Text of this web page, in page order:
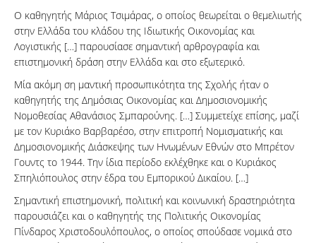
Ο καθηγητής Μάριος Τσιμάρας, ο οποίος θεωρείται ο θεμελιωτής
στην Ελλάδα του κλάδου της Ιδιωτικής Οικονομίας και
Λογιστικής […] παρουσίασε σημαντική αρθρογραφία και
επιστημονική δράση στην Ελλάδα και στο εξωτερικό.
Μία ακόμη ση μαντική προσωπικότητα της Σχολής ήταν ο
καθηγητής της Δημόσιας Οικονομίας και Δημοσιονομικής
Νομοθεσίας Αθανάσιος Σμπαρούνης. […] Συμμετείχε επίσης, μαζί
με τον Κυριάκο Βαρβαρέσο, στην επιτροπή Νομισματικής και
Δημοσιονομικής Διάσκεψης των Ηνωμένων Εθνών στο Μπρέτον
Γουντς το 1944. Την ίδια περίοδο εκλέχθηκε και ο Κυριάκος
Σπηλιόπουλος στην έδρα του Εμπορικού Δικαίου. […]
Σημαντική επιστημονική, πολιτική και κοινωνική δραστηριότητα
παρουσιάζει και ο καθηγητής της Πολιτικής Οικονομίας
Πίνδαρος Χριστοδουλόπουλος, ο οποίος σπούδασε νομικά στο